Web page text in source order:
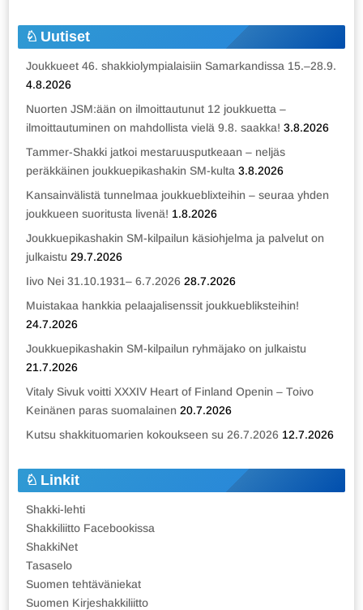
Uutiset
Joukkueet 46. shakkiolympialaisiin Samarkandissa 15.–28.9.
4.8.2026
Nuorten JSM:ään on ilmoittautunut 12 joukkuetta –
ilmoittautuminen on mahdollista vielä 9.8. saakka! 3.8.2026
Tammer-Shakki jatkoi mestaruusputkeaan – neljäs
peräkkäinen joukkuepikashakin SM-kulta 3.8.2026
Kansainvälistä tunnelmaa joukkueblixteihin – seuraa yhden
joukkueen suoritusta livenä! 1.8.2026
Joukkuepikashakin SM-kilpailun käsiohjelma ja palvelut on
julkaistu 29.7.2026
Iivo Nei 31.10.1931– 6.7.2026 28.7.2026
Muistakaa hankkia pelaajalisenssit joukkuebliksteihin!
24.7.2026
Joukkuepikashakin SM-kilpailun ryhmäjako on julkaistu
21.7.2026
Vitaly Sivuk voitti XXXIV Heart of Finland Openin – Toivo
Keinänen paras suomalainen 20.7.2026
Kutsu shakkituomarien kokoukseen su 26.7.2026 12.7.2026
Linkit
Shakki-lehti
Shakkiliitto Facebookissa
ShakkiNet
Tasaselo
Suomen tehtäväniekat
Suomen Kirjeshakkiliitto